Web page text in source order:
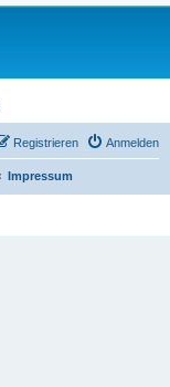
Anmelden
Registrieren
Impressum